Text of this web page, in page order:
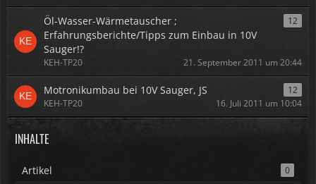
Öl-Wasser-Wärmetauscher ;
Erfahrungsberichte/Tipps zum Einbau in 10V
Sauger!?
12
KEH-TP20 21. September 2011 um 20:44
Motronikumbau bei 10V Sauger, JS
12
KEH-TP20
16. Juli 2011 um 10:04
INHALTE
Artikel 0